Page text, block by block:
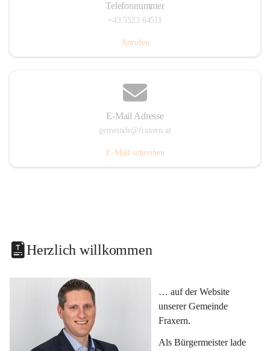
Telefonnummer
+43 5523 64511
Anrufen
E-Mail Adresse
gemeinde@fraxern.at
E-Mail schreiben
Herzlich willkommen
… auf der Website
unserer Gemeinde
Fraxern.
Als Bürgermeister lade